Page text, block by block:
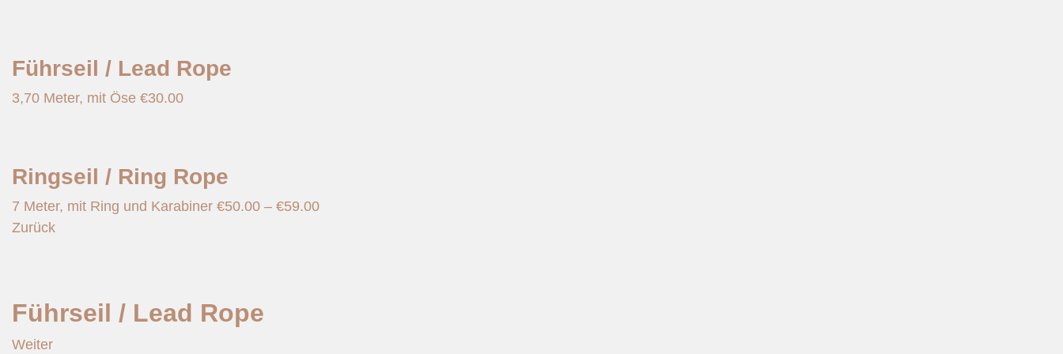
Führseil / Lead Rope
3,70 Meter, mit Öse €30.00
Ringseil / Ring Rope
7 Meter, mit Ring und Karabiner €50.00 – €59.00
Zurück
Führseil / Lead Rope
Weiter